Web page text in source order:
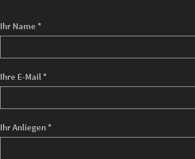
Ihr Name *
Ihre E-Mail *
Ihr Anliegen *